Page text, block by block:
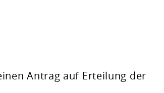
Antrag auf Erteilung der